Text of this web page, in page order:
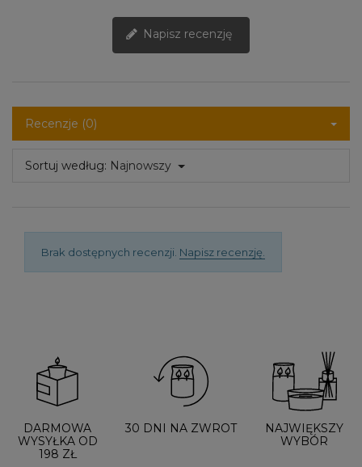
Napisz recenzję
Recenzje (0)
Sortuj według: Najnowszy
Brak dostępnych recenzji. Napisz recenzję.
DARMOWA
WYSYŁKA OD
198 ZŁ
30 DNI NA ZWROT
NAJWIĘKSZY
WYBÓR